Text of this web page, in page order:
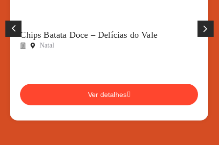
Chips Batata Doce – Delícias do Vale
Natal
Ver detalhes